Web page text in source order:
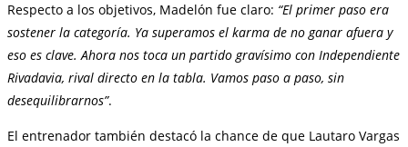
Respecto a los objetivos, Madelón fue claro: “El primer paso era
sostener la categoría. Ya superamos el karma de no ganar afuera y
eso es clave. Ahora nos toca un partido gravísimo con Independiente
Rivadavia, rival directo en la tabla. Vamos paso a paso, sin
desequilibrarnos”.
El entrenador también destacó la chance de que Lautaro Vargas